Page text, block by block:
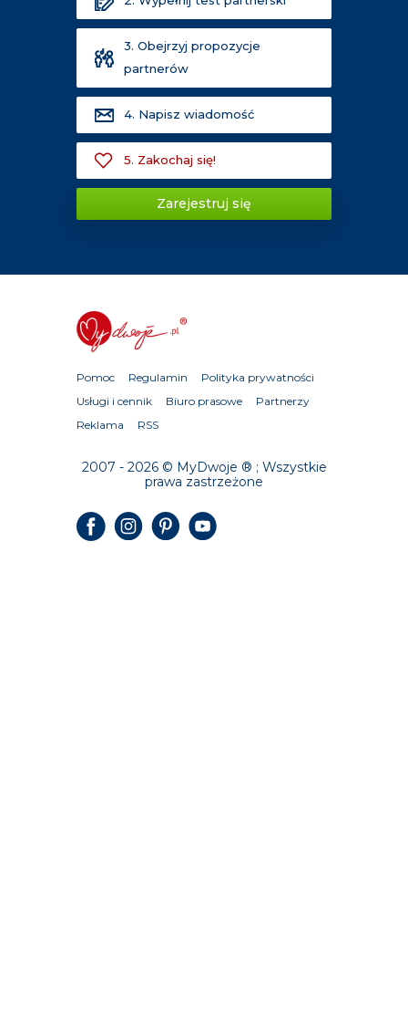
3. Obejrzyj propozycje
partnerów
4. Napisz wiadomość
5. Zakochaj się!
Zarejestruj się
Pomoc Regulamin
Polityka prywatności
Usługi i cennik
Biuro prasowe
Partnerzy
Reklama
RSS
2007 - 2026 © MyDwoje ® ; Wszystkie
prawa zastrzeżone